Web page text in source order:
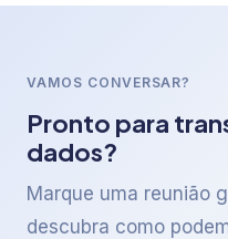
VAMOS CONVERSAR?
Pronto para
dados?
Marque uma reunião
descubra como